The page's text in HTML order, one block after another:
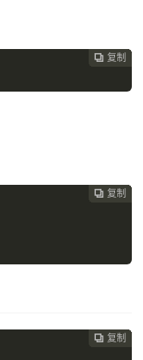
 复制
 复制
 复制
 复制
 复制
 复制
 复制
 复制
 复制
 复制
 复制
 复制
 复制
 复制
 复制
 复制
 复制
 复制
 复制
 复制
 复制
 复制
 复制
 复制
 复制
 复制
 复制